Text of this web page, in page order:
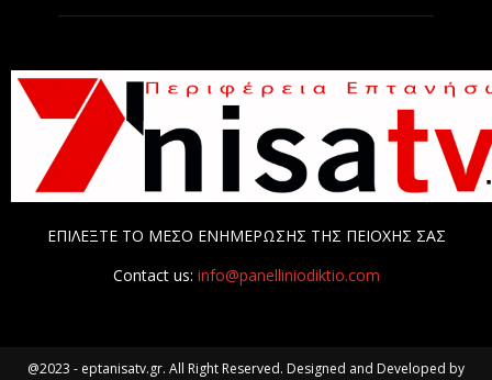
ΕΠΙΛΕΞΤΕ ΤΟ ΜΕΣΟ ΕΝΗΜΕΡΩΣΗΣ ΤΗΣ ΠΕΙΟΧΗΣ ΣΑΣ
Contact us: info@panelliniodiktio.com
@2023 - eptanisatv.gr. All Right Reserved. Designed and Developed by